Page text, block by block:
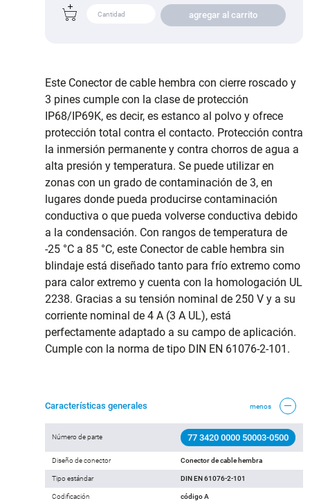
agregar al carrito
Este Conector de cable hembra con cierre roscado y
3 pines cumple con la clase de protección
IP68/IP69K, es decir, es estanco al polvo y ofrece
protección total contra el contacto. Protección contra
la inmersión permanente y contra chorros de agua a
alta presión y temperatura. Se puede utilizar en
zonas con un grado de contaminación de 3, en
lugares donde pueda producirse contaminación
conductiva o que pueda volverse conductiva debido
a la condensación. Con rangos de temperatura de
-25 °C a 85 °C, este Conector de cable hembra sin
blindaje está diseñado tanto para frío extremo como
para calor extremo y cuenta con la homologación UL
2238. Gracias a su tensión nominal de 250 V y a su
corriente nominal de 4 A (3 A UL), está
perfectamente adaptado a su campo de aplicación.
Cumple con la norma de tipo DIN EN 61076-2-101.
Características generales menos
Número de parte 77 3420 0000 50003-0500
Diseño de conector Conector de cable hembra
Tipo estándar DIN EN 61076-2-101
Codificación código A